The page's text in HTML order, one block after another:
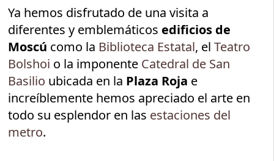
Ya hemos disfrutado de una visita a
diferentes y emblemáticos edificios de
Moscú como la Biblioteca Estatal, elTeatro
Bolshoi o la imponente Catedral de San
Basilio ubicada en la Plaza Roja e
increíblemente hemos apreciado el arte en
todo su esplendor en las estaciones del
metro.